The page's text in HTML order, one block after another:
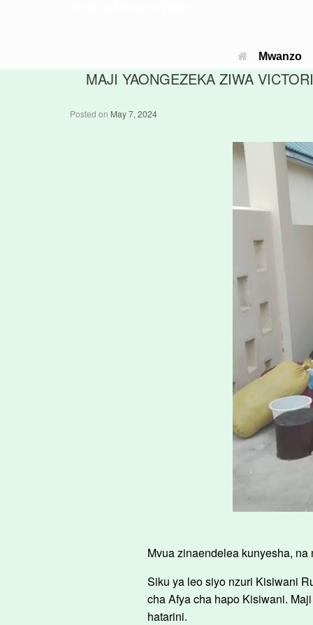
Mwanzo
MAJI YAONGEZEKA ZIWA
Posted on May 7, 2024
Mvua zinaendelea kunyesha,
Siku ya leo siyo nzuri Kisiwani
cha Afya cha hapo Kisiwani.
hatarini.